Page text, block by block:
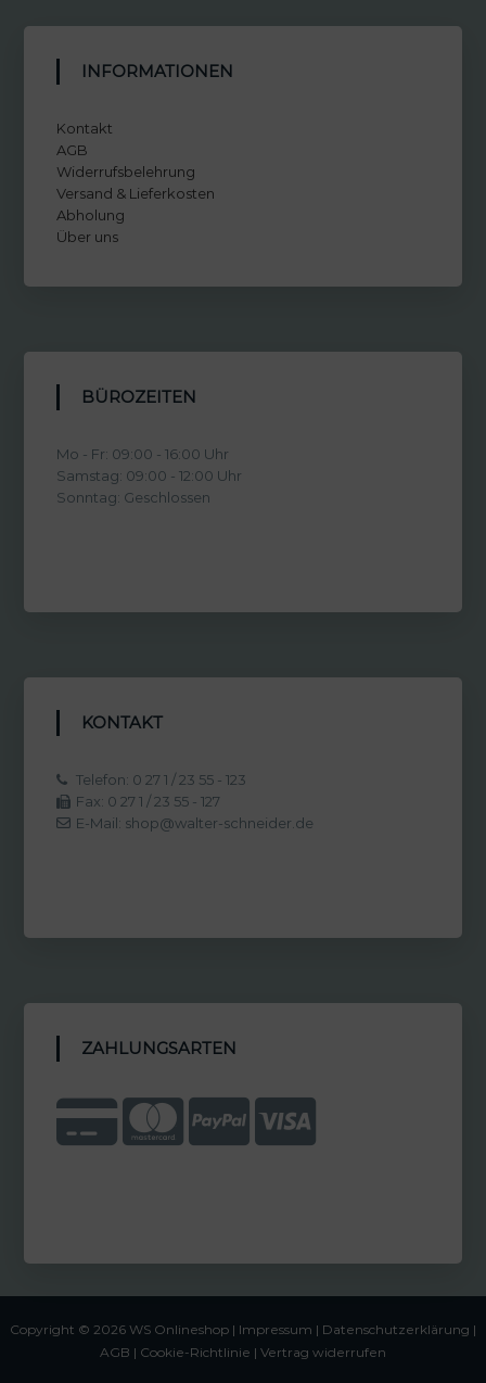
INFORMATIONEN
Kontakt
AGB
Widerrufsbelehrung
Versand & Lieferkosten
Abholung
Über uns
BÜROZEITEN
Mo - Fr: 09:00 - 16:00 Uhr
Samstag: 09:00 - 12:00 Uhr
Sonntag: Geschlossen
KONTAKT
Telefon: 0 27 1 / 23 55 - 123
Fax: 0 27 1 / 23 55 - 127
E-Mail: shop@walter-schneider.de
ZAHLUNGSARTEN
Copyright © 2026 WS Onlineshop | Impressum | Datenschutzerklärung |
AGB | Cookie-Richtlinie | Vertrag widerrufen